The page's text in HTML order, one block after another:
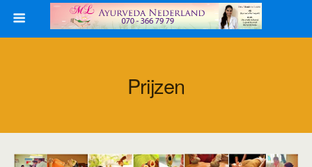
Prijzen